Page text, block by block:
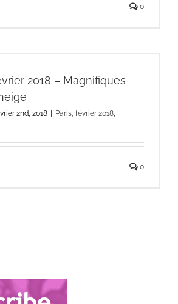
0
2018 – Magnifiques
2nd, 2018 | Paris, février 2018
0